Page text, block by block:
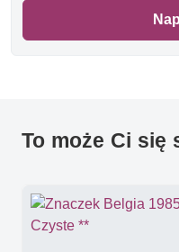
To może Ci się